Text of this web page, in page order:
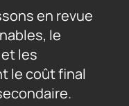
en revue
le
les
le coût final